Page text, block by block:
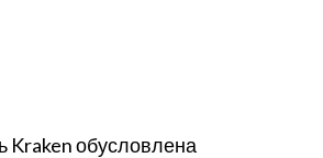
Kraken обусловлена